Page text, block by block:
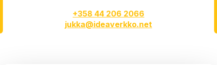
+358 44 206 2066
jukka@ideaverkko.net